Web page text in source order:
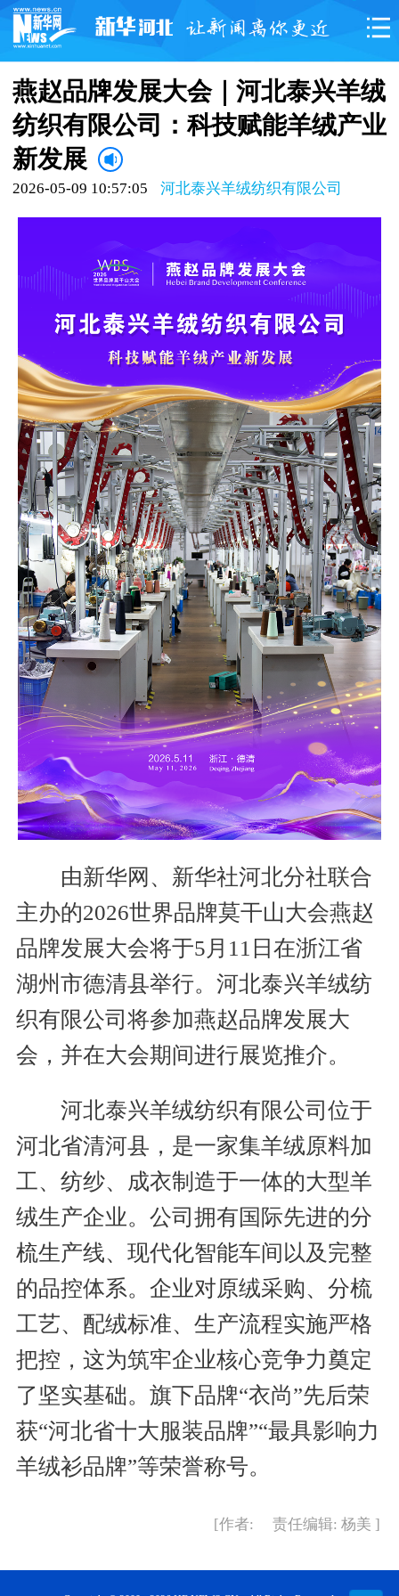
燕赵品牌发展大会｜河北泰兴羊绒
纺织有限公司：科技赋能羊绒产业
新发展
2026-05-09 10:57:05 河北泰兴羊绒纺织有限公司
由新华网、新华社河北分社联合
主办的2026世界品牌莫干山大会燕赵
品牌发展大会将于5月11日在浙江省
湖州市德清县举行。河北泰兴羊绒纺
织有限公司将参加燕赵品牌发展大
会，并在大会期间进行展览推介。
河北泰兴羊绒纺织有限公司位于
河北省清河县，是一家集羊绒原料加
工、纺纱、成衣制造于一体的大型羊
绒生产企业。公司拥有国际先进的分
梳生产线、现代化智能车间以及完整
的品控体系。企业对原绒采购、分梳
工艺、配绒标准、生产流程实施严格
把控，这为筑牢企业核心竞争力奠定
了坚实基础。旗下品牌“衣尚”先后荣
获“河北省十大服装品牌”“最具影响力
羊绒衫品牌”等荣誉称号。
[作者: 责任编辑: 杨美 ]